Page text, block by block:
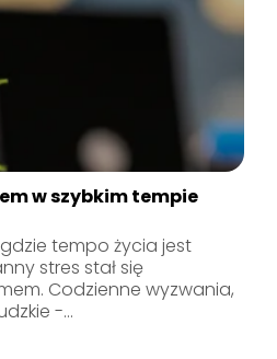
w szybkim tempie
tempo życia jest
stres stał się
Codzienne wyzwania,
-...